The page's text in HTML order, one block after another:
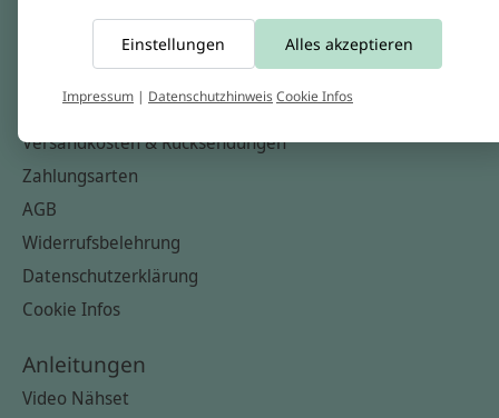
Informationen
Kontakt
Versandkosten & Rücksendungen
Zahlungsarten
AGB
Widerrufsbelehrung
Datenschutzerklärung
Cookie Infos
Anleitungen
Video Nähset
Einstellungen Alles akzeptieren
Impressum | DatenschutzhinweisCookie Infos